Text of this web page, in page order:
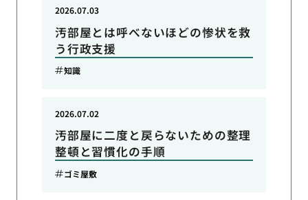
汚部屋とは呼べないほどの惨状を救
う行政支援
2026.07.03
知識
汚部屋に二度と戻らないための整理
整頓と習慣化の手順
2026.07.02
ゴミ屋敷